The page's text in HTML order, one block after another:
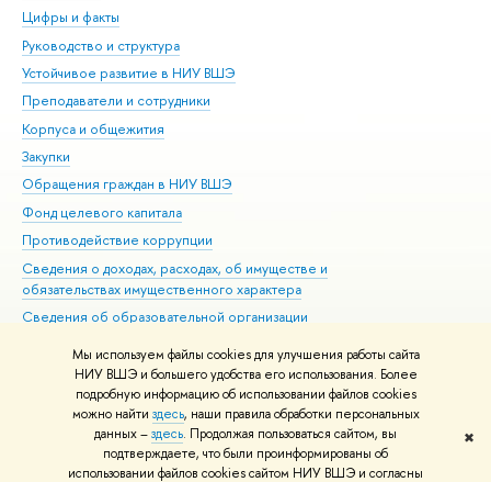
Мы используем файлы cookies для улучшения работы сайта
НИУ ВШЭ и большего удобства его использования. Более
подробную информацию об использовании файлов cookies
можно найти здесь, наши правила обработки персональных
данных –здесь. Продолжая пользоваться сайтом, вы
подтверждаете, что были проинформированы об
использовании файлов cookies сайтом НИУ ВШЭ и согласны
✖
Цифры и факты
Руководство и структура
Устойчивое развитие в НИУ ВШЭ
Преподаватели и сотрудники
Корпуса и общежития
Закупки
Обращения граждан в НИУ ВШЭ
Фонд целевого капитала
Противодействие коррупции
Сведения о доходах, расходах, об имуществе и
обязательствах имущественного характера
Сведения об образовательной организации
Людям с ограниченными возможностями здоровья
Единая платежная страница
Работа в Вышке
© НИУ ВШЭ 1993–2026 Адреса и контакты Условия использования